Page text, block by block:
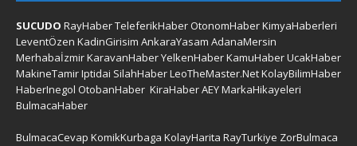
SUCUDO RayHaberTeleferikHaber OtonomHaberKimyaHaberleri
LeventÖzen KadinGirisim AnkaraYasam AdanaMersin
MerhabaİzmirKaravanHaberYelkenHaberKamuHaberUcakHaber
MakineTamirIptidai SilahHaberLeoTheMaster.NetKolayBilimHaber
HaberInegol OtobanHaber KiraHaberAEYMarkaHikayeleri
BulmacaHaber
BulmacaCevap KomikKurbaga KolayHarita RayTurkiye ZorBulmaca